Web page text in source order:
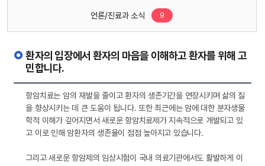
언론/진료과 소식 9
환자의 입장에서 환자의 마음을 이해하고 환자를 위해 고
민합니다.
항암치료는 암의 재발을 줄이고 환자의 생존기간을 연장시키며 삶의 질
을 향상시키는 데 큰 도움이 됩니다. 또한 최근에는 암에 대한 분자생물
학적 이해가 깊어지면서 새로운 항암치료제가 지속적으로 개발되고 있
고 이로 인해 암환자의 생존율이 점점 높아지고 있습니다.
그리고 새로운 항암제의 임상시험이 국내 의료기관에서도 활발하게 이